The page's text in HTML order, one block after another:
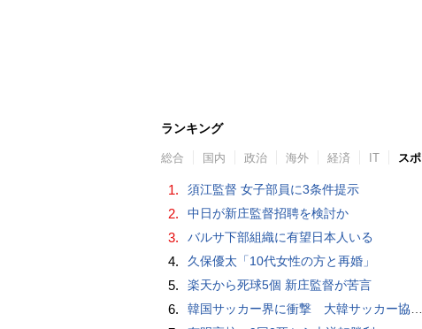
ランキング
総合 国内 政治 海外 経済 IT ス
1. 須江監督 女子部員に3条件提示
2. 中日が新庄監督招聘を検討か
3. バルサ下部組織に有望日本人いる
4. 久保優太「10代女性の方と再婚」
5. 楽天から死球5個 新庄監督が苦言
6. 韓国サッカー界に衝撃 大韓サッカー協会に外国人審判への“性的接待”疑惑 韓国メディアが報道